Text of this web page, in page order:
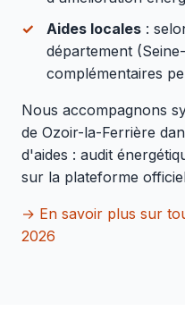
Aides locales :
département
complémentaires
Nous accompagnons
de Ozoir-la-Ferrière
d'aides : audit
sur la plateforme
→ En savoir plus sur
2026